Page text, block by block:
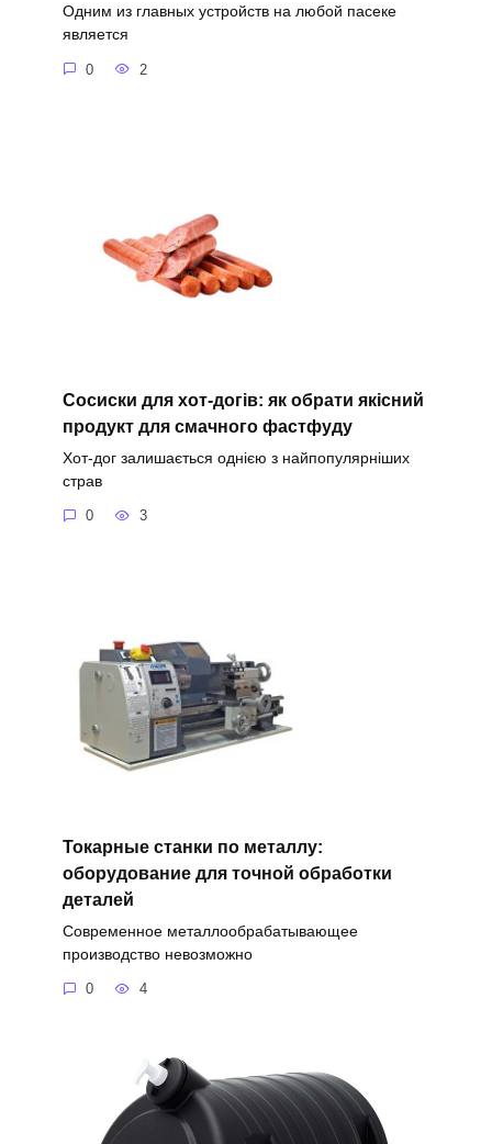
Одним из главных устройств на любой пасеке
является
0 2
Сосиски для хот-догів: як обрати якісний
продукт для смачного фастфуду
Хот-дог залишається однією з найпопулярніших
страв
0 3
Токарные станки по металлу:
оборудование для точной обработки
деталей
Современное металлообрабатывающее
производство невозможно
0 4